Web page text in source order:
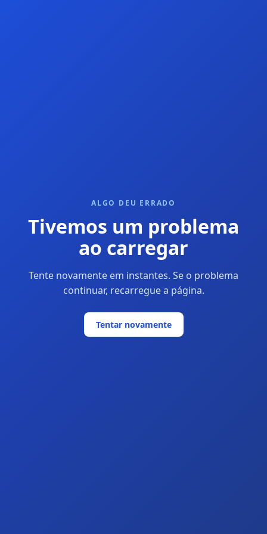
ALGO DEU ERRADO
Tivemos um problema
ao carregar
Tente novamente em instantes. Se o problema
continuar, recarregue a página.
Tentar novamente